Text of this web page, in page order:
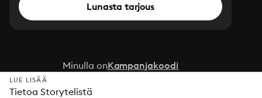
Lunasta tarjous
Minulla onKampanjakoodi
LUE LISÄÄ
Tietoa Storytelistä